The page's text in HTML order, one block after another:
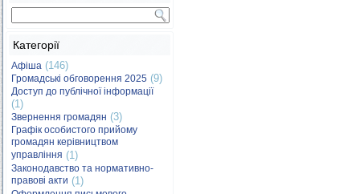
Категорії
Афіша (146)
Громадські обговорення 2025 (9)
Доступ до публічної інформації
(1)
Звернення громадян (3)
Графік особистого прийому
громадян керівництвом
управління (1)
Законодавство та нормативно-
правові акти (1)